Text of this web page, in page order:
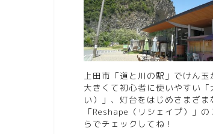
上田市「道と川の駅」でけん
大きくて初心者に使いやすい「
い）」、灯台をはじめさまざ
「Reshape（リシェイプ）」の
らでチェックしてね！